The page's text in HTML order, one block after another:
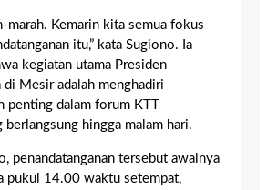
marah. Kemarin kita semua fokus
itu,” kata Sugiono. Ia
kegiatan utama Presiden
di Mesir adalah menghadiri
penting dalam forum KTT
berlangsung hingga malam hari.
penandatanganan tersebut awalnya
pukul 14.00 waktu setempat,